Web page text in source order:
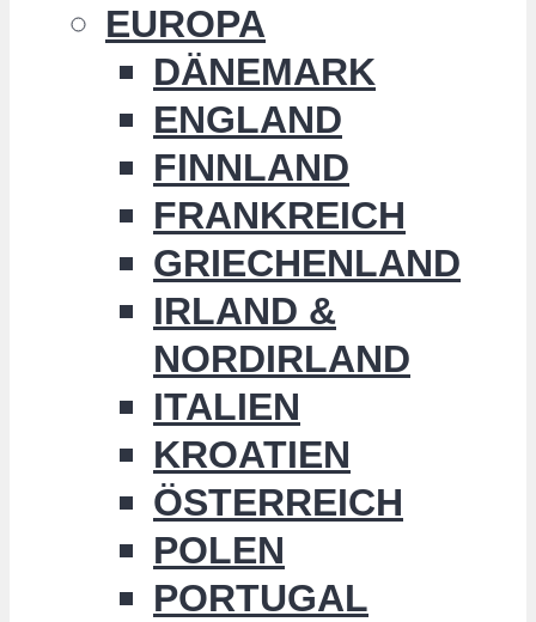
EUROPA
DÄNEMARK
ENGLAND
FINNLAND
FRANKREICH
GRIECHENLAND
IRLAND &
NORDIRLAND
ITALIEN
KROATIEN
ÖSTERREICH
POLEN
PORTUGAL